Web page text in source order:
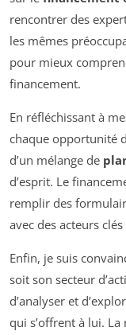
rencontrer des
les mêmes
pour mieux
financement.
En réfléchissant à
chaque opportunité
d’un mélange de
d’esprit. Le
remplir des
avec des acteurs
Enfin, je suis
soit son secteur
d’analyser et
qui s’offrent à lui.